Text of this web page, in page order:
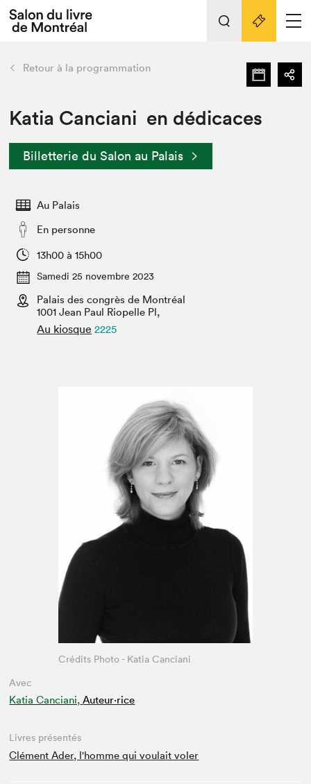
Espace exposant⋅e⋅s
Espace enseignant·e·s
Espace médias
L'événement
Préparer sa visite au Salon
Actualités
SLM PRO
retour Nos activités
Préparer sa visite
Salon dans la ville et en ligne
Projets partenaires
Liens pratiques
Retour à la programmation
Katia Canciani en dédicaces
Billetterie du Salon au Palais
Au Palais
En personne
13h00 à 15h00
Samedi 25 novembre 2023
Palais des congrès de Montréal
1001 Jean Paul Riopelle Pl,
Au kiosque 2225
Avec
Katia Canciani, Auteur·rice
Crédits Photo - Katia Canciani
Livres présentés
Clément Ader, l'homme qui voulait voler